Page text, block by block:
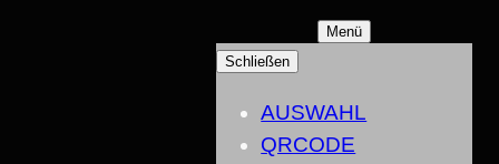
Menü
Schließen
AUSWAHL
QRCODE